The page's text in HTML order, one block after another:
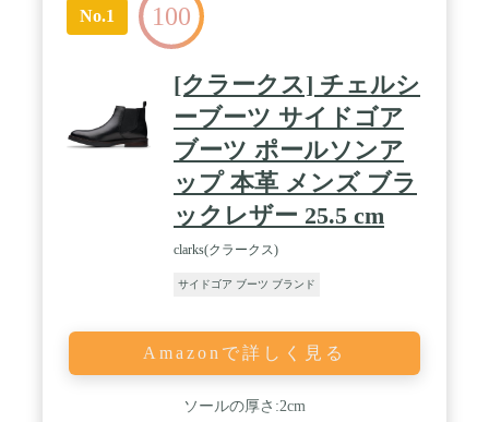
No.1 100
[クラークス] チェルシ
ーブーツ サイドゴア
ブーツ ポールソンア
ップ 本革 メンズ ブラ
ックレザー 25.5 cm
clarks(クラークス)
サイドゴア ブーツ ブランド
Amazonで詳しく見る
ソールの厚さ:2cm